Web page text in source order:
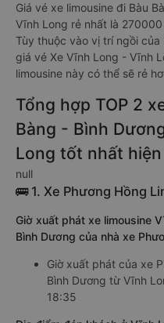
Giá vé xe limousine đi Bàu
Vĩnh Long rẻ nhất là
Tùy thuộc vào vị trí ngồi
giá vé Xe Vĩnh Long - Vĩnh
limousine này có thể sẽ rẻ
Tổng hợp TOP 2
Bàng - Bình
Long tốt nhất
null
🚌 1. Xe Phương Hồng
Giờ xuất phát xe limousine
Bình Dương của nhà xe
Giờ xuất phát của xe
Bình Dương từ Vĩnh
18:35